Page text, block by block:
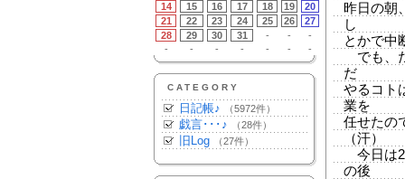
14
15 16 17 18 19
20
21
22 23 24 25 26
27
28
29 30 31 - -
-
-
- - - - - -
CATEGORY
日記帳♪ （5972件）
戯言･･･♪ （28件）
旧Log （27件）
昨日の朝
し
とかで中
でも、
だ
やるコト
業を
任せたの
（汗）
今日は
の後